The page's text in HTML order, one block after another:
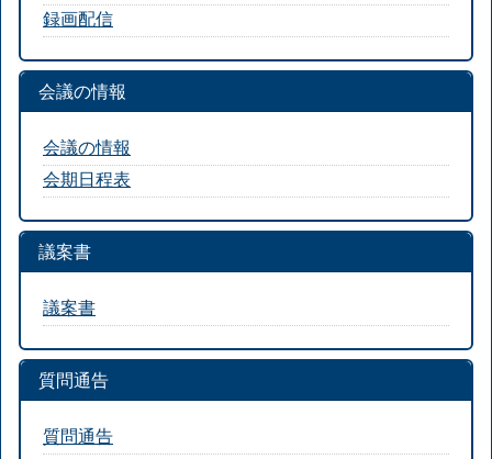
録画配信
会議の情報
会議の情報
会期日程表
議案書
議案書
質問通告
質問通告